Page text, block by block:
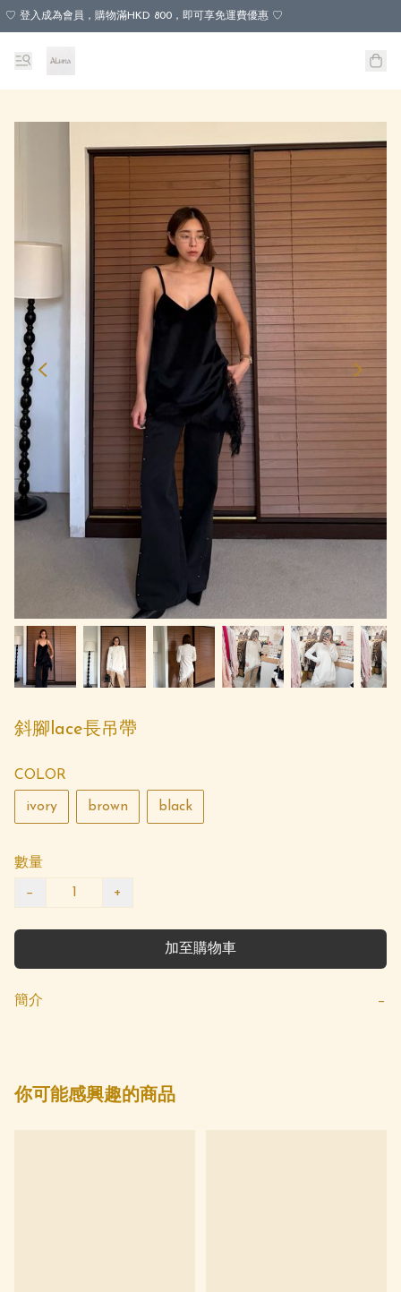
♡ 登入成為會員，購物滿HKD 800，即可享免運費優惠 ♡
斜腳lace長吊帶
COLOR
ivory brown black
數量
− +
加至購物車
簡介 −
你可能感興趣的商品